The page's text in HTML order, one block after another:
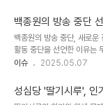
의 위생 상태에 대한 우려를
이 인터뷰는 백 대표가 프랑
전반적인 대화 내용은 곧
될 예정입니다. 백종원의 서
게 '왜 이렇게 나를 못살게
다. 그는 '저도 억울한 게 되
서 얼마나 힘든 상황에 ..
백종원의 방송 중단
속 추락할까?
백종원의 방송 중단, 새로운
활동 중단을 선언한 이유는
신이 방송인이 아닌 기업인
선택이 되었을 것입니다. 실
며 주가는 공모가 대비
이슈 2025.05.07
성심당 '딸기시루', 인